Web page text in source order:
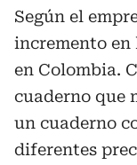
Según el
incremento en
en Colombia.
cuaderno que
un cuaderno
diferentes